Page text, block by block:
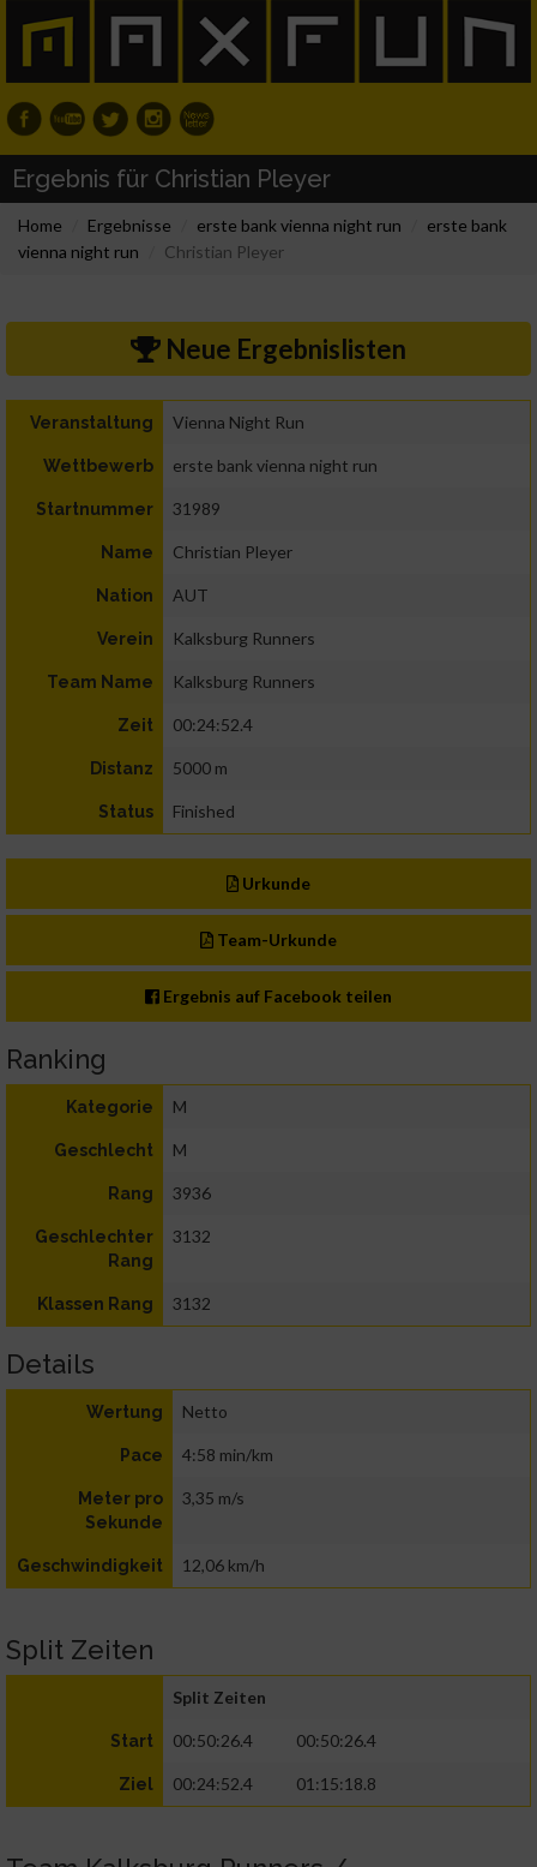
Ergebnis für Christian Pleyer
Home Ergebnisse erste bank vienna night run
erste bank
vienna night run
Christian Pleyer
Neue Ergebnislisten
Veranstaltung Vienna Night Run
Wettbewerb erste bank vienna night run
Startnummer 31989
Name Christian Pleyer
Nation AUT
Verein Kalksburg Runners
Team Name Kalksburg Runners
Zeit 00:24:52.4
Distanz 5000 m
Status Finished
Urkunde
Team-Urkunde
Ergebnis auf Facebook teilen
Ranking
Kategorie M
Geschlecht M
Rang 3936
Geschlechter
Rang
3132
Klassen Rang 3132
Details
Wertung Netto
Pace 4:58 min/km
Meter pro
Sekunde
3,35 m/s
Geschwindigkeit 12,06 km/h
Split Zeiten
Split Zeiten
Start 00:50:26.4 00:50:26.4
Ziel 00:24:52.4 01:15:18.8